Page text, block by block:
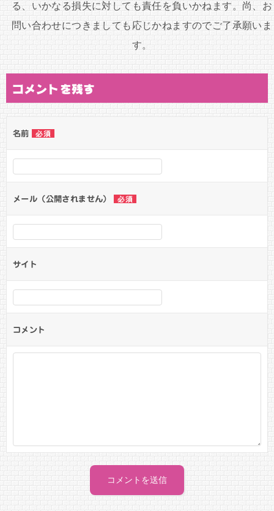
る、いかなる損失に対しても責任を負いかねます。尚、お
問い合わせにつきましても応じかねますのでご了承願いま
す。
コメントを残す
名前 必須
メール（公開されません） 必須
サイト
コメント